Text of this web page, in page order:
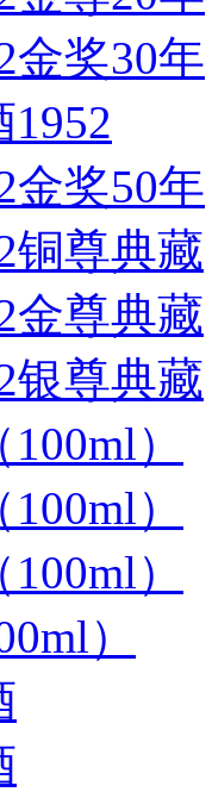
金奖30年
金奖50年
铜尊典藏
金尊典藏
银尊典藏
）
）
）
）